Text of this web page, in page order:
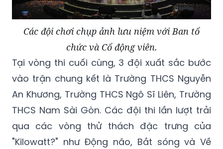
Các đội chơi chụp ảnh lưu niệm với Ban tổ
chức và Cổ động viên.
Tại vòng thi cuối cùng, 3 đội xuất sắc bước
vào trận chung kết là Trường THCS Nguyễn
An Khương, Trường THCS Ngô Sĩ Liên, Trường
THCS Nam Sài Gòn. Các đội thi lần lượt trải
qua các vòng thử thách đặc trưng của
"Kilowatt?" như Động não, Bắt sóng và Về